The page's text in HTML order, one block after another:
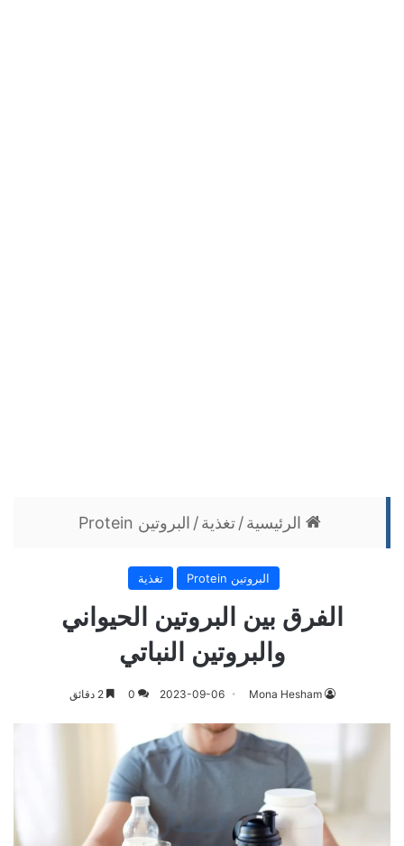
الرئيسية/تغذية/ البروتين Protein
البروتين Protein تغذية
الفرق بين البروتين الحيواني
والبروتين النباتي
Mona Hesham
2023-09-06
0 2 دقائق